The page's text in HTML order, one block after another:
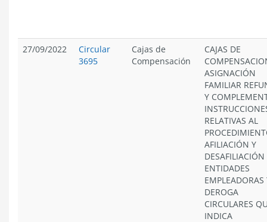
27/09/2022
Circular
3695
Cajas de
Compensación
CAJAS DE
ASIGNACIÓN
FAMILIAR
Y
RELATIVAS AL
AFILIACIÓN Y
DESAFILIACIÓN
ENTIDADES
EMPLEADORAS
DEROGA
CIRCULARES
INDICA